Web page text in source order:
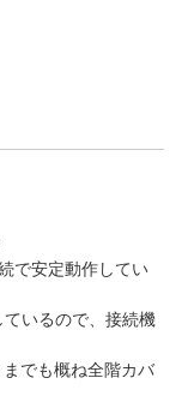
で安定動作してい
いるので、接続機
でも概ね全階カバ